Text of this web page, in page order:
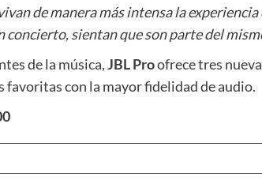
de manera más intensa la
concierto, sientan que son parte del
de la música,JBL Proofrece tres
favoritas con la mayor fidelidad de audio.